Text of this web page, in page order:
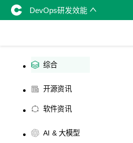
DevOps研发效能
综合
开源资讯
软件资讯
AI & 大模型